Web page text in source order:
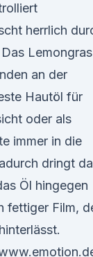
herrlich
Lemongras
an der
Hautöl für
oder als
immer in die
dringt
Öl hingegen
fettiger Film,